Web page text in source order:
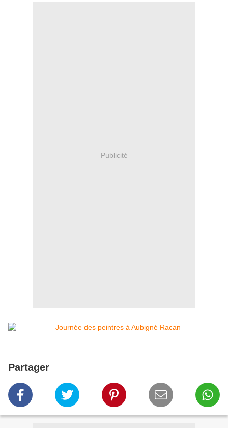
Publicité
Partager